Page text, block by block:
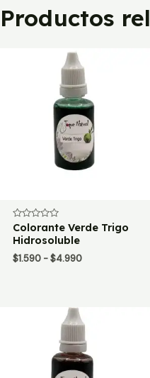
Productos
Valorado
con
0
5
Colorante Verde Trigo
Hidrosoluble
$1.590 - $4.990Rango
hasta
$4.990